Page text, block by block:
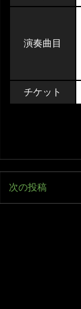
演奏曲目
チケット
次の投稿